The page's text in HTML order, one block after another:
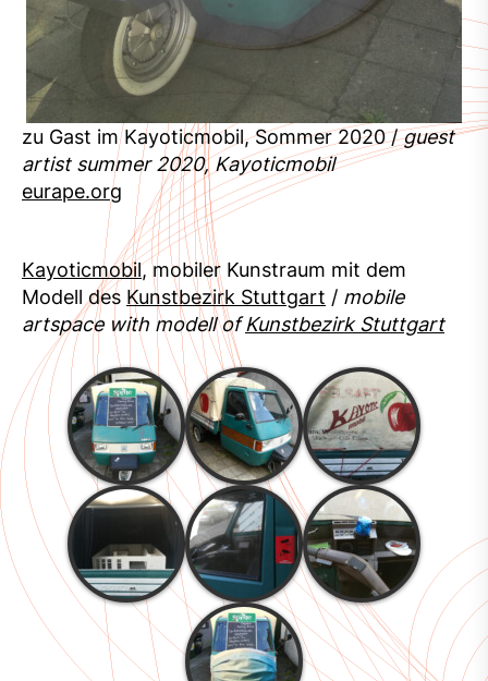
zu Gast im Kayoticmobil, Sommer 2020 /guest
artist summer 2020, Kayoticmobil
eurape.org
Kayoticmobil, mobiler Kunstraum mit dem
Modell des Kunstbezirk Stuttgart / mobile
artspace with modell ofKunstbezirk Stuttgart